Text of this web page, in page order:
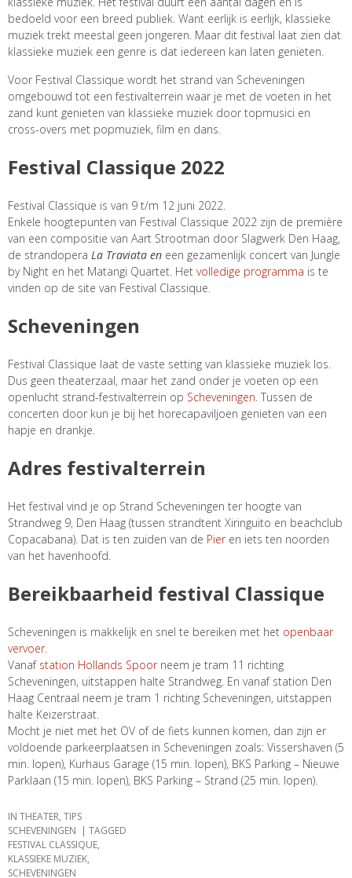
bedoeld voor een breed publiek. Want eerlijk is eerlijk, klassieke
muziek trekt meestal geen jongeren. Maar dit festival laat zien dat
klassieke muziek een genre is dat iedereen kan laten genieten.
Voor Festival Classique wordt het strand van Scheveningen
omgebouwd tot een festivalterrein waar je met de voeten in het
zand kunt genieten van klassieke muziek door topmusici en
cross-overs met popmuziek, film en dans.
Festival Classique 2022
Festival Classique is van 9 t/m 12 juni 2022.
Enkele hoogtepunten van Festival Classique 2022 zijn de première
van een compositie van Aart Strootman door Slagwerk Den Haag,
de strandopera La Traviata en een gezamenlijk concert van Jungle
by Night en het Matangi Quartet. Het volledige programma is te
vinden op de site van Festival Classique.
Scheveningen
Festival Classique laat de vaste setting van klassieke muziek los.
Dus geen theaterzaal, maar het zand onder je voeten op een
openlucht strand-festivalterrein op Scheveningen. Tussen de
concerten door kun je bij het horecapaviljoen genieten van een
hapje en drankje.
Adres festivalterrein
Het festival vind je op Strand Scheveningen ter hoogte van
Strandweg 9, Den Haag (tussen strandtent Xiringuito en beachclub
Copacabana). Dat is ten zuiden van de Pieren iets ten noorden
van het havenhoofd.
Bereikbaarheid festival Classique
Scheveningen is makkelijk en snel te bereiken met het openbaar
vervoer.
Vanaf station Hollands Spoor neem je tram 11 richting
Scheveningen, uitstappen halte Strandweg. En vanaf station Den
Haag Centraal neem je tram 1 richting Scheveningen, uitstappen
halte Keizerstraat.
Mocht je niet met het OV of de fiets kunnen komen, dan zijn er
voldoende parkeerplaatsen in Scheveningen zoals: Vissershaven (5
min. lopen), Kurhaus Garage (15 min. lopen), BKS Parking – Nieuwe
Parklaan (15 min. lopen), BKS Parking – Strand (25 min. lopen).
IN THEATER, TIPS
SCHEVENINGEN
TAGGED
FESTIVAL CLASSIQUE,
KLASSIEKE MUZIEK,
SCHEVENINGEN